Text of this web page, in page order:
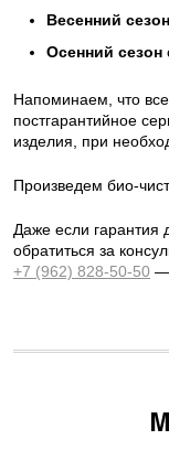
Весенний сезон
Осенний сезон
Напоминаем, что
постгарантийное
изделия, при
Произведем био-
Даже если гарантия
обратиться за
+7 (962) 828-50-50 —